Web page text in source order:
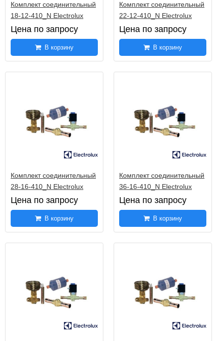
Комплект соединительный
18-12-410_N Electrolux
Цена по запросу
В корзину
Комплект соединительный
22-12-410_N Electrolux
Цена по запросу
В корзину
Комплект соединительный
28-16-410_N Electrolux
Цена по запросу
В корзину
Комплект соединительный
36-16-410_N Electrolux
Цена по запросу
В корзину